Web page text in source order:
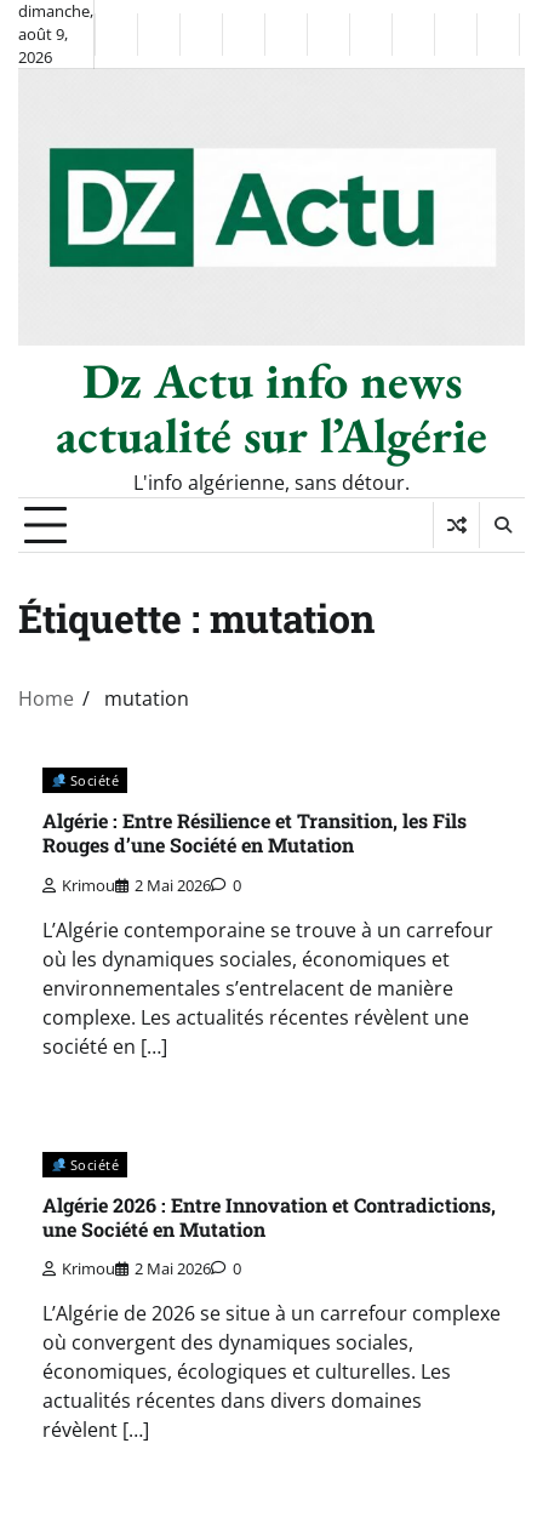
Skip
content
dimanche,
août 9,
2026
FlashSportclasséDiasporaChronique
–
Le
Thé
SociétéCultureMonde
Tech
Dz Actu info news
actualité sur l’Algérie
L'info algérienne, sans détour.
Étiquette : mutation
Home mutation
Société
Algérie : Entre Résilience et Transition, les Fils
Rouges d’une Société en Mutation
Krimou 2 Mai 2026 0
L’Algérie contemporaine se trouve à un carrefour
où les dynamiques sociales, économiques et
environnementales s’entrelacent de manière
complexe. Les actualités récentes révèlent une
société en […]
Société
Algérie 2026 : Entre Innovation et Contradictions,
une Société en Mutation
Krimou 2 Mai 2026 0
L’Algérie de 2026 se situe à un carrefour complexe
où convergent des dynamiques sociales,
économiques, écologiques et culturelles. Les
actualités récentes dans divers domaines
révèlent […]